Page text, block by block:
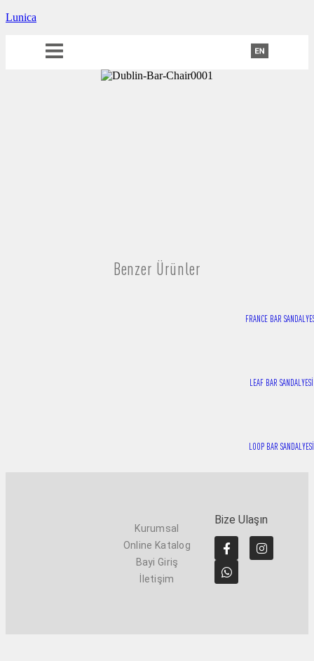
Lunica
Benzer Ürünler
FRANCE BAR
LEAF BAR SANDALYESİ
LOOP BAR SANDALYESİ
Kurumsal
Online Katalog
Bayi Giriş
İletişim
Bize Ulaşın